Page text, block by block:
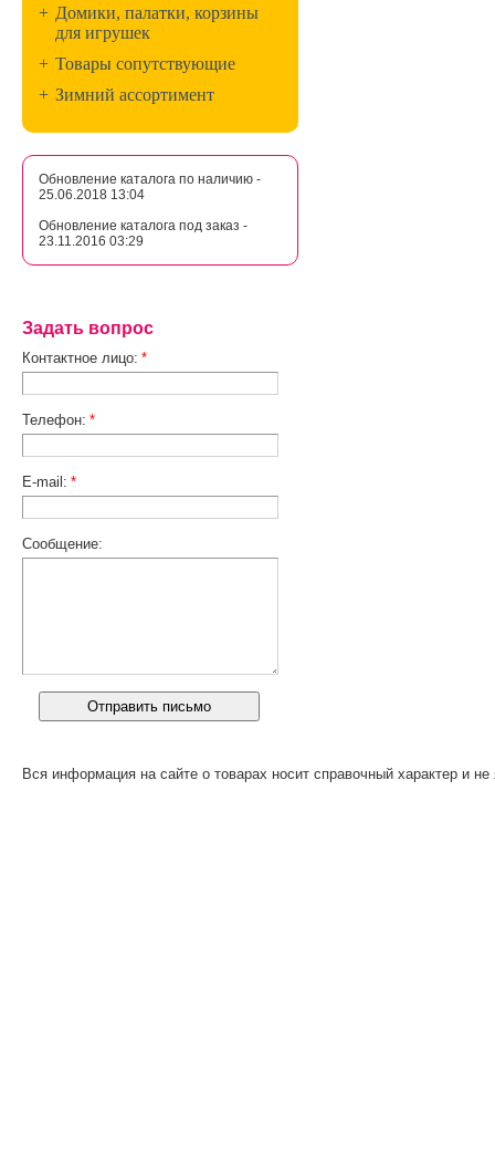
+ Домики, палатки, корзины
для игрушек
+ Товары сопутствующие
+ Зимний ассортимент
Обновление каталога по наличию -
25.06.2018 13:04
Обновление каталога под заказ -
23.11.2016 03:29
Задать вопрос
Контактное лицо: *
Телефон: *
E-mail: *
Сообщение:
Вся информация на сайте о товарах носит справочный характер и